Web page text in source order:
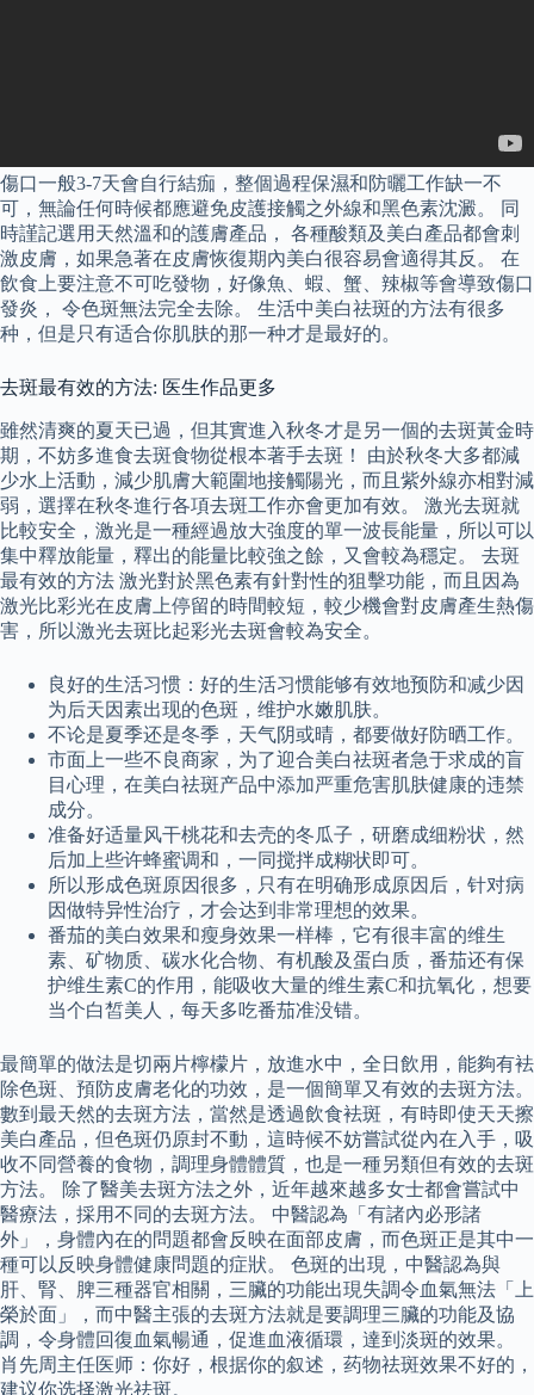
傷口一般3-7天會自行結痂，整個過程保濕和防曬工作缺一不
可，無論任何時候都應避免皮護接觸之外線和黑色素沈澱。 同
時謹記選用天然溫和的護膚產品， 各種酸類及美白產品都會刺
激皮膚，如果急著在皮膚恢復期內美白很容易會適得其反。 在
飲食上要注意不可吃發物，好像魚、蝦、蟹、辣椒等會導致傷口
發炎， 令色斑無法完全去除。 生活中美白祛斑的方法有很多
种，但是只有适合你肌肤的那一种才是最好的。
去斑最有效的方法: 医生作品更多
雖然清爽的夏天已過，但其實進入秋冬才是另一個的去斑黃金時
期，不妨多進食去斑食物從根本著手去斑！ 由於秋冬大多都減
少水上活動，減少肌膚大範圍地接觸陽光，而且紫外線亦相對減
弱，選擇在秋冬進行各項去斑工作亦會更加有效。 激光去斑就
比較安全，激光是一種經過放大強度的單一波長能量，所以可以
集中釋放能量，釋出的能量比較強之餘，又會較為穩定。 去斑
最有效的方法 激光對於黑色素有針對性的狙擊功能，而且因為
激光比彩光在皮膚上停留的時間較短，較少機會對皮膚產生熱傷
害，所以激光去斑比起彩光去斑會較為安全。
良好的生活习惯：好的生活习惯能够有效地预防和减少因
为后天因素出现的色斑，维护水嫩肌肤。
不论是夏季还是冬季，天气阴或晴，都要做好防晒工作。
市面上一些不良商家，为了迎合美白祛斑者急于求成的盲
目心理，在美白祛斑产品中添加严重危害肌肤健康的违禁
成分。
准备好适量风干桃花和去壳的冬瓜子，研磨成细粉状，然
后加上些许蜂蜜调和，一同搅拌成糊状即可。
所以形成色斑原因很多，只有在明确形成原因后，针对病
因做特异性治疗，才会达到非常理想的效果。
番茄的美白效果和瘦身效果一样棒，它有很丰富的维生
素、矿物质、碳水化合物、有机酸及蛋白质，番茄还有保
护维生素C的作用，能吸收大量的维生素C和抗氧化，想要
当个白皙美人，每天多吃番茄准没错。
最簡單的做法是切兩片檸檬片，放進水中，全日飲用，能夠有袪
除色斑、預防皮膚老化的功效，是一個簡單又有效的去斑方法。
數到最天然的去斑方法，當然是透過飲食袪斑，有時即使天天擦
美白產品，但色斑仍原封不動，這時候不妨嘗試從內在入手，吸
收不同營養的食物，調理身體體質，也是一種另類但有效的去斑
方法。 除了醫美去斑方法之外，近年越來越多女士都會嘗試中
醫療法，採用不同的去斑方法。 中醫認為「有諸內必形諸
外」，身體內在的問題都會反映在面部皮膚，而色斑正是其中一
種可以反映身體健康問題的症狀。 色斑的出現，中醫認為與
肝、腎、脾三種器官相關，三臟的功能出現失調令血氣無法「上
榮於面」，而中醫主張的去斑方法就是要調理三臟的功能及協
調，令身體回復血氣暢通，促進血液循環，達到淡斑的效果。
肖先周主任医师：你好，根据你的叙述，药物祛斑效果不好的，
建议你选择激光祛斑。